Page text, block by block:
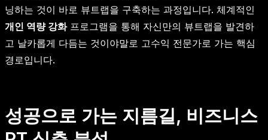
닝하는 것이 바로 뷰트랩을 구축하는 과정입니다. 체계적인
개인 역량 강화프로그램을 통해 자신만의 뷰트랩을 발견하
고 날카롭게 다듬는 것이야말로 고수익 전문가로 가는 핵심
경로입니다.
성공으로 가는 지름길, 비즈니스